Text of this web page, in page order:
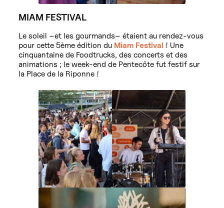
MIAM FESTIVAL
Le soleil –et les gourmands– étaient au rendez-vous
pour cette 5ème édition du Miam Festival ! Une
cinquantaine de Foodtrucks, des concerts et des
animations ; le week-end de Pentecôte fut festif sur
la Place de la Riponne !